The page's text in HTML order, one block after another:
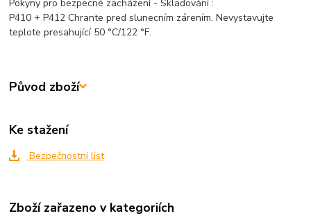
Pokyny pro bezpecné zacházení - Skladování :
P410 + P412 Chrante pred slunecním zárením. Nevystavujte
teplote presahující 50 °C/122 °F.
Původ zboží
Ke stažení
Bezpečnostní list
Zboží zařazeno v kategoriích